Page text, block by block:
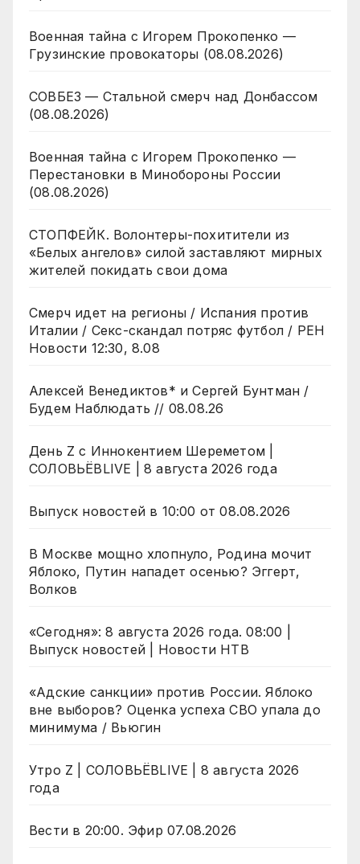
Военная тайна с Игорем Прокопенко —
Грузинские провокаторы (08.08.2026)
СОВБЕЗ — Стальной смерч над Донбассом
(08.08.2026)
Военная тайна с Игорем Прокопенко —
Перестановки в Минобороны России
(08.08.2026)
СТОПФЕЙК. Волонтеры-похитители из
«Белых ангелов» силой заставляют мирных
жителей покидать свои дома
Смерч идет на регионы / Испания против
Италии / Секс-скандал потряс футбол / РЕН
Новости 12:30, 8.08
Алексей Венедиктов* и Сергей Бунтман /
Будем Наблюдать // 08.08.26
День Z с Иннокентием Шереметом |
СОЛОВЬЁВLIVE | 8 августа 2026 года
Выпуск новостей в 10:00 от 08.08.2026
В Москве мощно хлопнуло, Родина мочит
Яблоко, Путин нападет осенью? Эггерт,
Волков
«Сегодня»: 8 августа 2026 года. 08:00 |
Выпуск новостей | Новости НТВ
«Адские санкции» против России. Яблоко
вне выборов? Оценка успеха СВО упала до
минимума / Вьюгин
Утро Z | СОЛОВЬЁВLIVE | 8 августа 2026
года
Вести в 20:00. Эфир 07.08.2026